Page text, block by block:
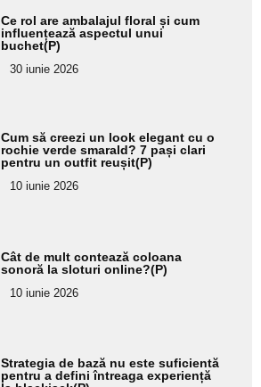
Ce rol are ambalajul floral și cum
influențează aspectul unui
buchet(P)
30 iunie 2026
Cum să creezi un look elegant cu o
rochie verde smarald? 7 pași clari
pentru un outfit reușit(P)
10 iunie 2026
Cât de mult contează coloana
sonoră la sloturi online?(P)
10 iunie 2026
Strategia de bază nu este suficientă
pentru a defini întreaga experiență